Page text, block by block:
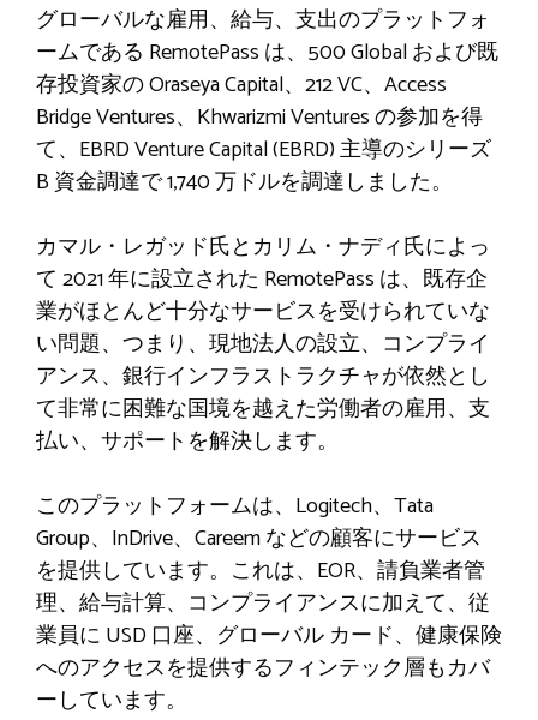
グローバルな雇用、給与、支出のプラットフォ
ームである RemotePass は、500 Global および既
存投資家の Oraseya Capital、212 VC、Access
Bridge Ventures、Khwarizmi Ventures の参加を得
て、EBRD Venture Capital (EBRD) 主導のシリーズ
B 資金調達で 1,740 万ドルを調達しました。
カマル・レガッド氏とカリム・ナディ氏によっ
て 2021 年に設立された RemotePass は、既存企
業がほとんど十分なサービスを受けられていな
い問題、つまり、現地法人の設立、コンプライ
アンス、銀行インフラストラクチャが依然とし
て非常に困難な国境を越えた労働者の雇用、支
払い、サポートを解決します。
このプラットフォームは、Logitech、Tata
Group、InDrive、Careem などの顧客にサービス
を提供しています。これは、EOR、請負業者管
理、給与計算、コンプライアンスに加えて、従
業員に USD 口座、グローバル カード、健康保険
へのアクセスを提供するフィンテック層もカバ
ーしています。